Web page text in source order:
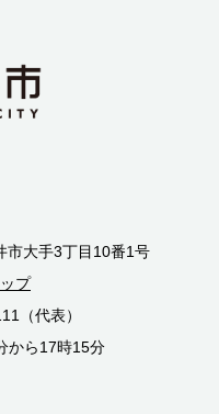
市大手3丁目10番1号
プ
（代表）
から17時15分